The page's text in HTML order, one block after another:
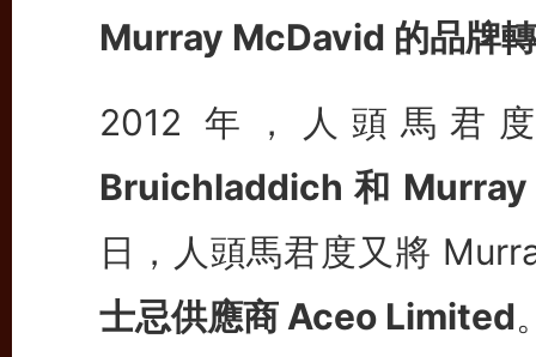
Murray McDavid 的品牌
2012 年，人頭馬君
Bruichladdich 和
日，人頭馬君度又將
士忌供應商 Aceo Limited